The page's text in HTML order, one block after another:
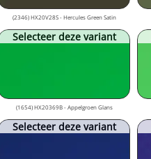
(2346) HX20V28S - Hercules Green Satin
Selecteer deze variant
(1654) HX20369B - Appelgroen Glans
Selecteer deze variant